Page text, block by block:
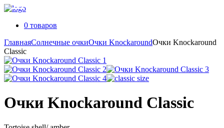
0 товаров
ГлавнаяСолнечные очкиОчки KnockaroundОчки Knockaround
Classic
Очки Knockaround Classic